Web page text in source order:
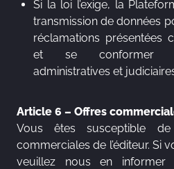
Si la loi l’exige, la
transmission de données
réclamations présentées
et se conformer
administratives et
Article 6 – Offres
Vous êtes susceptible
commerciales de l’éditeur. Si
veuillez nous en